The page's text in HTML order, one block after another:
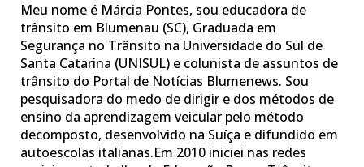
Meu nome é Márcia Pontes, sou educadora de
trânsito em Blumenau (SC), Graduada em
Segurança no Trânsito na Universidade do Sul de
Santa Catarina (UNISUL) e colunista de assuntos de
trânsito do Portal de Notícias Blumenews. Sou
pesquisadora do medo de dirigir e dos métodos de
ensino da aprendizagem veicular pelo método
decomposto, desenvolvido na Suíça e difundido em
autoescolas italianas.Em 2010 iniciei nas redes